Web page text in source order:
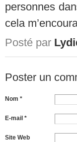
personnes
cela
Posté par
Poster un
Nom *
E-mail *
Site Web